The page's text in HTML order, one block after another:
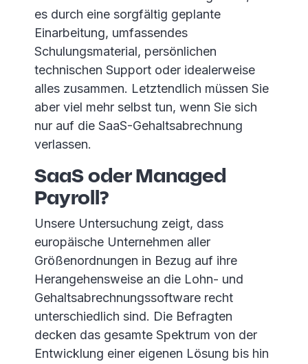
es durch eine sorgfältig geplante
Einarbeitung, umfassendes
Schulungsmaterial, persönlichen
technischen Support oder idealerweise
alles zusammen. Letztendlich müssen Sie
aber viel mehr selbst tun, wenn Sie sich
nur auf die SaaS-Gehaltsabrechnung
verlassen.
SaaS oder Managed
Payroll?
Unsere Untersuchung zeigt, dass
europäische Unternehmen aller
Größenordnungen in Bezug auf ihre
Herangehensweise an die Lohn- und
Gehaltsabrechnungssoftware recht
unterschiedlich sind. Die Befragten
decken das gesamte Spektrum von der
Entwicklung einer eigenen Lösung bis hin